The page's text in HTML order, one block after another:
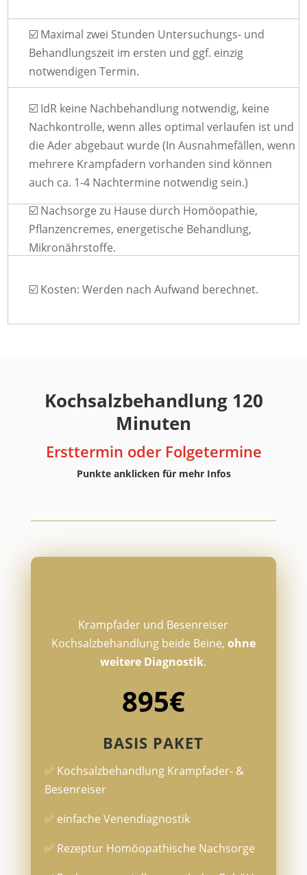
☑️ Maximal zwei Stunden Untersuchungs- und
Behandlungszeit im ersten und ggf. einzig
notwendigen Termin.
☑️ IdR keine Nachbehandlung notwendig, keine
Nachkontrolle, wenn alles optimal verlaufen ist und
die Ader abgebaut wurde (In Ausnahmefällen, wenn
mehrere Krampfadern vorhanden sind können
auch ca. 1-4 Nachtermine notwendig sein.)
☑️ Nachsorge zu Hause durch Homöopathie,
Pflanzencremes, energetische Behandlung,
Mikronährstoffe.
☑️ Kosten: Werden nach Aufwand berechnet.
Kochsalzbehandlung 120
Minuten
Ersttermin oder Folgetermine
Punkte anklicken für mehr Infos
Krampfader und Besenreiser
Kochsalzbehandlung beide Beine, ohne
weitere Diagnostik.
895€
BASIS PAKET
✅ Kochsalzbehandlung Krampfader- &
Besenreiser
✅ einfache Venendiagnostik
✅ Rezeptur Homöopathische Nachsorge